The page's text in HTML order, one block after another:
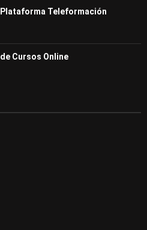
Teleformación
Cursos Online